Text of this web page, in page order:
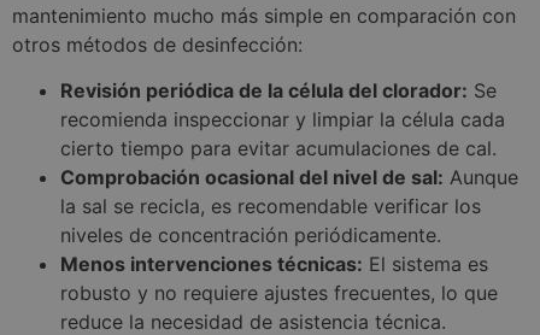
mantenimiento mucho más simple en comparación con
otros métodos de desinfección:
Revisión periódica de la célula del clorador: Se
recomienda inspeccionar y limpiar la célula cada
cierto tiempo para evitar acumulaciones de cal.
Comprobación ocasional del nivel de sal: Aunque
la sal se recicla, es recomendable verificar los
niveles de concentración periódicamente.
Menos intervenciones técnicas: El sistema es
robusto y no requiere ajustes frecuentes, lo que
reduce la necesidad de asistencia técnica.